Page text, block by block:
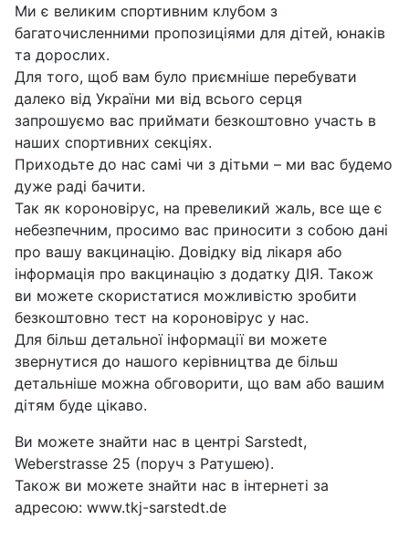
Ми є великим спортивним клубом з
багаточисленними пропозиціями для дітей, юнаків
та дорослих.
Для того, щоб вам було приємніше перебувати
далеко від України ми від всього серця
запрошуємо вас приймати безкоштовно участь в
наших спортивних секціях.
Приходьте до нас самі чи з дітьми – ми вас будемо
дуже раді бачити.
Так як короновірус, на превеликий жаль, все ще є
небезпечним, просимо вас приносити з собою дані
про вашу вакцинацію. Довідку від лікаря або
інформація про вакцинацію з додатку ДІЯ. Також
ви можете скористатися можливістю зробити
безкоштовно тест на короновірус у нас.
Для більш детальної інформації ви можете
звернутися до нашого керівництва де більш
детальніше можна обговорити, що вам або вашим
дітям буде цікаво.
Ви можете знайти нас в центрі Sarstedt,
Weberstrasse 25 (поруч з Ратушею).
Також ви можете знайти нас в інтернеті за
адресою: www.tkj-sarstedt.de